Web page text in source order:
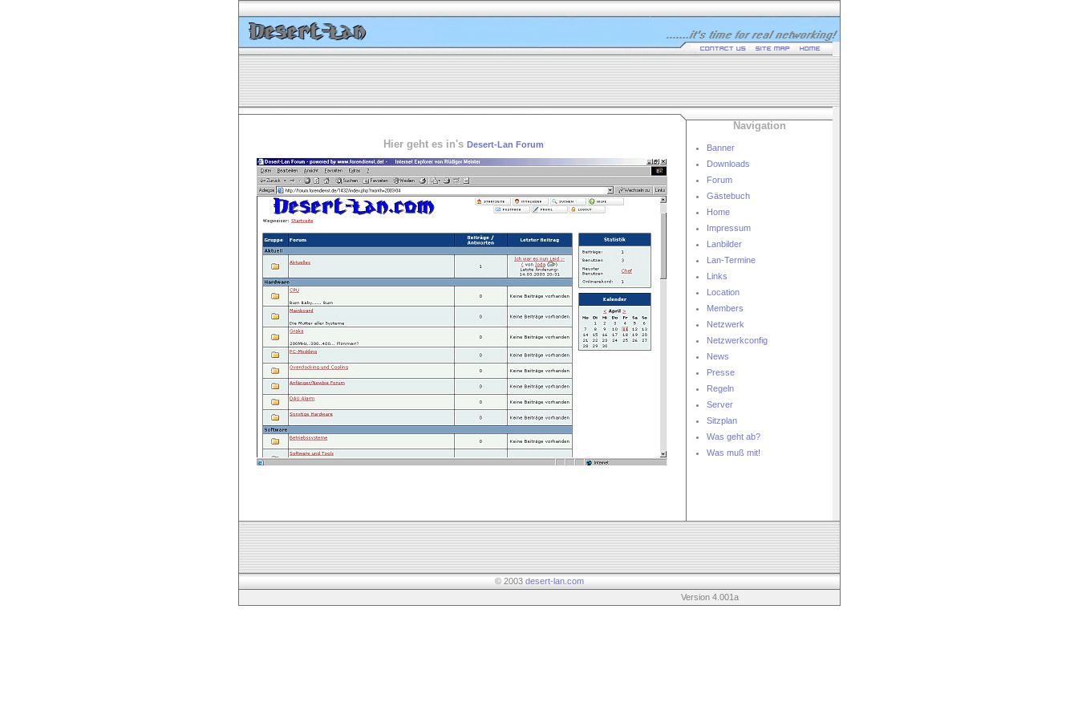
Hier geht es in's Desert-Lan Forum
Navigation
Banner
Downloads
Forum
Gästebuch
Home
Impressum
Lanbilder
Lan-Termine
Links
Location
Members
Netzwerk
Netzwerkconfig
News
Presse
Regeln
Server
Sitzplan
Was geht ab?
Was muß mit!
© 2003 desert-lan.com
Version 4.001a